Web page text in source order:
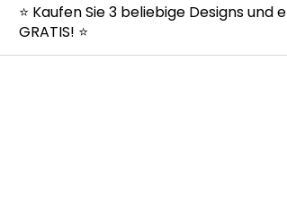
⭐ Kaufen Sie 3 beliebige Designs
GRATIS! ⭐